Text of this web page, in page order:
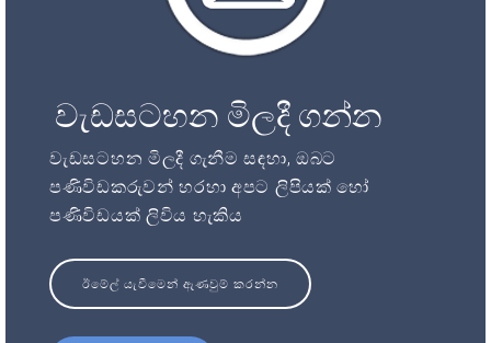
වැඩසටහන මිලදී ගන්න
වැඩසටහන මිලදී ගැනීම සඳහා, ඔබට
පණිවිඩකරුවන් හරහා අපට ලිපියක් හෝ
පණිවිඩයක් ලිවිය හැකිය
ඊමේල් යැවීමෙන් ඇණවුම් කරන්න